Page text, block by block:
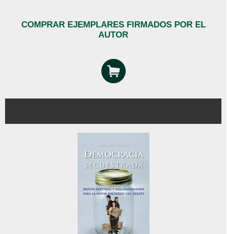
COMPRAR EJEMPLARES FIRMADOS POR EL
AUTOR